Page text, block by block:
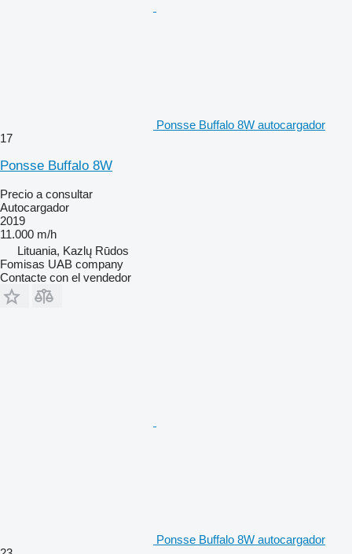
Ponsse Buffalo 8W autocargador
17
Ponsse Buffalo 8W
Precio a consultar
Autocargador
2019
11.000 m/h
Lituania, Kazlų Rūdos
Fomisas UAB company
Contacte con el vendedor
Ponsse Buffalo 8W autocargador